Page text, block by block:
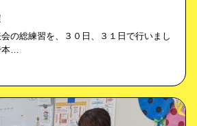
の総練習を、３０日、３１日で行いまし
…